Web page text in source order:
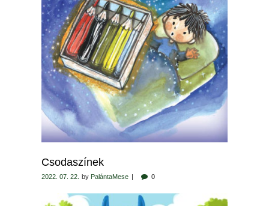
Csodaszínek
2022. 07. 22. by PalántaMese 0